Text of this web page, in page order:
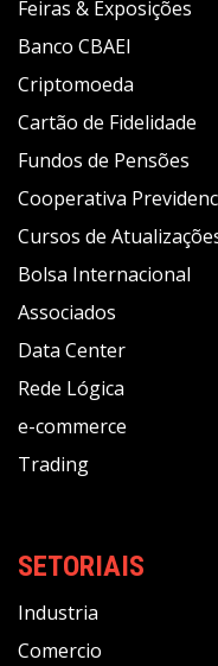
Feiras & Exposições
Banco CBAEI
Criptomoeda
Cartão de Fidelidade
Fundos de Pensões
Cooperativa
Cursos de
Bolsa Internacional
Associados
Data Center
Rede Lógica
e-commerce
Trading
SETORIAIS
Industria
Comercio